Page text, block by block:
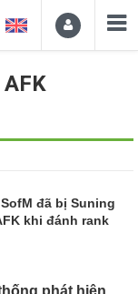
đã bị Suning
khi đánh rank